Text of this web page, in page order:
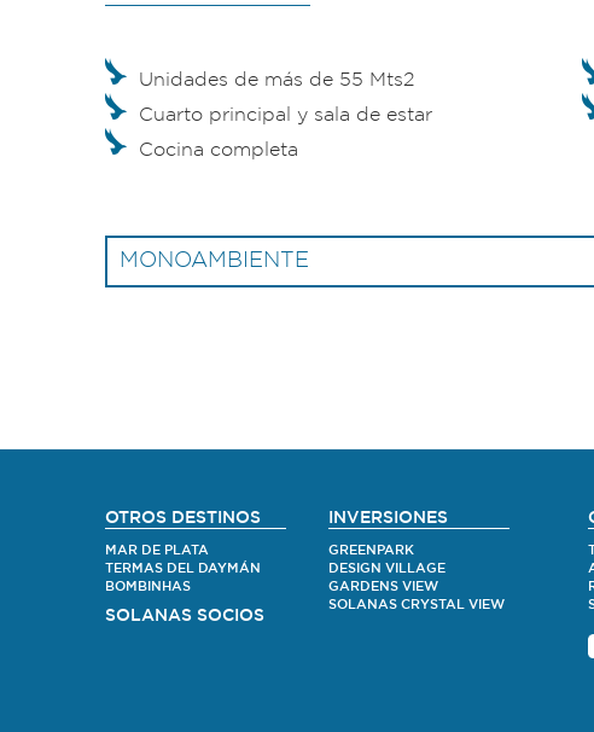
Unidades de más de 55 Mts2
Cuarto principal y sala de estar
Cocina completa
MONOAMBIENTE
OTROS DESTINOS
MAR DE PLATA
TERMAS DEL DAYMÁN
BOMBINHAS
SOLANAS SOCIOS
INVERSIONES
GREENPARK
DESIGN VILLAGE
GARDENS VIEW
SOLANAS CRYSTAL VIEW